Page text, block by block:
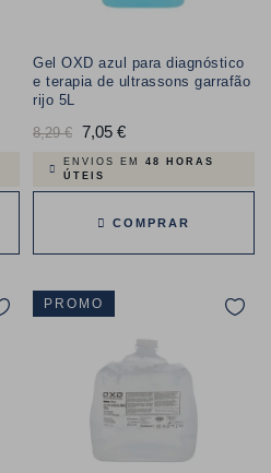
Gel OXD azul para diagnóstico
e terapia de ultrassons garrafão
rijo 5L
Preço
normal
8,29 € 7,05 €Preço
ENVIOS EM 48 HORAS
ÚTEIS
COMPRAR
PROMO